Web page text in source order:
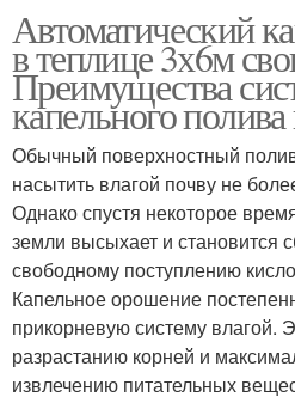
Автоматический
в теплице 3х6м
Преимущества
капельного
Обычный поверхностный
насытить влагой почву не
Однако спустя некоторое
земли высыхает и становится
свободному поступлению
Капельное орошение
прикорневую систему влагой.
разрастанию корней и
извлечению питательных